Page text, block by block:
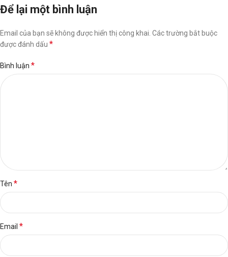
Để lại một bình luận
Email của bạn sẽ không được hiển thị công khai. Các trường bắt buộc
được đánh dấu *
Bình luận *
Tên *
Email *